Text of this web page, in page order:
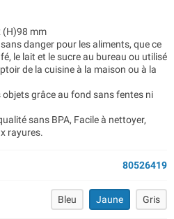
(H)98 mm
danger pour les aliments, que ce
le lait et le sucre au bureau ou utilisé
de la cuisine à la maison ou à la
grâce au fond sans fentes ni
sans BPA, Facile à nettoyer,
rayures.
80526419
Bleu Jaune Gris